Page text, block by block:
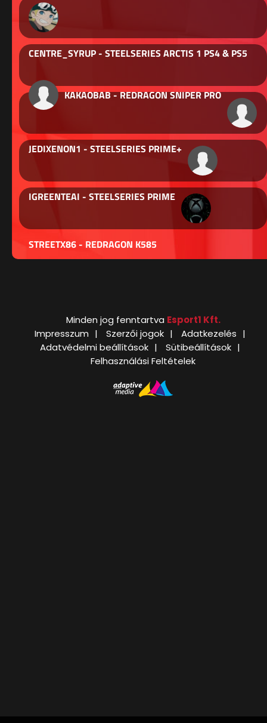
CENTRE_SYRUP - STEELSERIES ARCTIS 1 PS4 & PS5
KAKAOBAB - REDRAGON SNIPER PRO
JEDIXENON1 - STEELSERIES PRIME+
IGREENTEAI - STEELSERIES PRIME
STREETX86 - REDRAGON K585
Minden jog fenntartva Esport1 Kft.
Impresszum
Szerzői jogok
Adatkezelés
Adatvédelmi beállítások
Sütibeállítások
Felhasználási Feltételek